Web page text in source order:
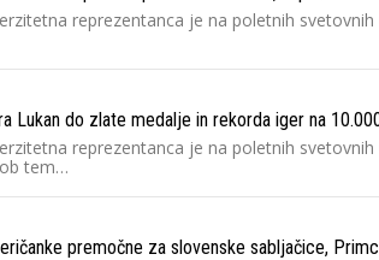
reprezentanca je na poletnih
Lukan do zlate medalje in rekorda iger na
reprezentanca je na poletnih
tem…
premočne za slovenske sabljačice,